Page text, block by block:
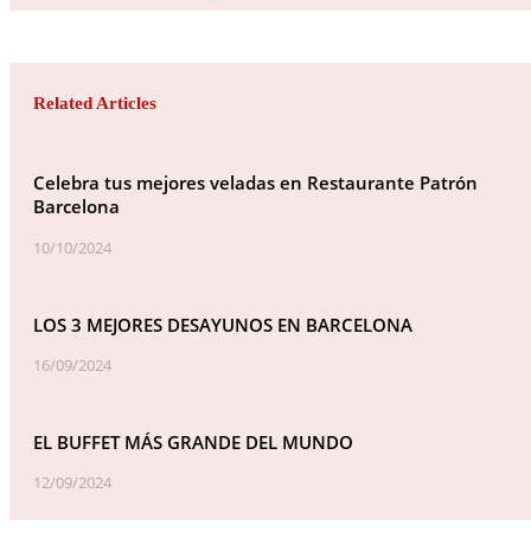
Related Articles
Celebra tus mejores veladas en Restaurante Patrón
Barcelona
10/10/2024
LOS 3 MEJORES DESAYUNOS EN BARCELONA
16/09/2024
EL BUFFET MÁS GRANDE DEL MUNDO
12/09/2024